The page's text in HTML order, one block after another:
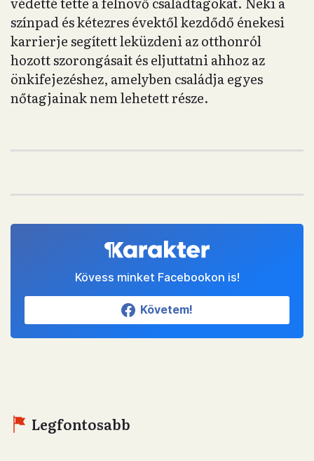
színpad és kétezres évektől kezdődő énekesi
karrierje segített leküzdeni az otthonról
hozott szorongásait és eljuttatni ahhoz az
önkifejezéshez, amelyben családja egyes
nőtagjainak nem lehetett része.
Kövess minket Facebookon is!
Követem!
Legfontosabb